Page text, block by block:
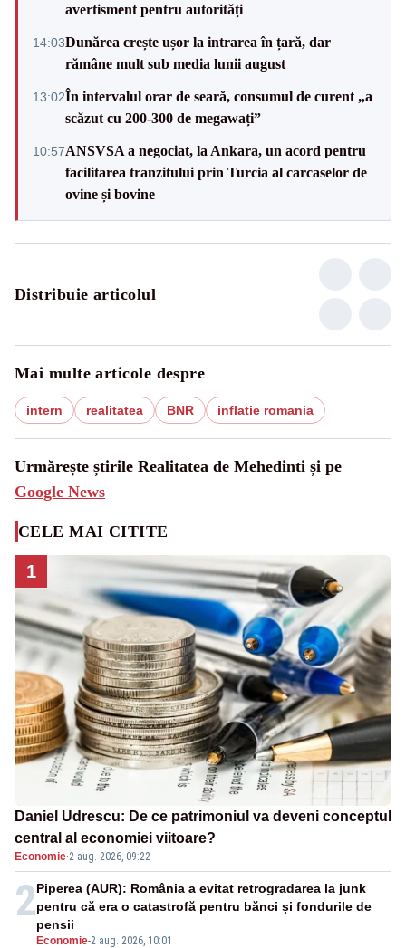
avertisment pentru autorități
14:03Dunărea crește ușor la intrarea în țară, dar
rămâne mult sub media lunii august
13:02În intervalul orar de seară, consumul de curent „a
scăzut cu 200-300 de megawați”
10:57ANSVSA a negociat, la Ankara, un acord pentru
facilitarea tranzitului prin Turcia al carcaselor de
ovine și bovine
Distribuie articolul
Mai multe articole despre
intern realitatea BNR inflatie romania
Urmărește știrile Realitatea de Mehedinti și pe
Google News
CELE MAI CITITE
1
Daniel Udrescu: De ce patrimoniul va deveni conceptul
central al economiei viitoare?
Economie·2 aug. 2026, 09:22
2
Economie-2 aug. 2026, 10:01
Piperea (AUR): România a evitat retrogradarea la junk
pentru că era o catastrofă pentru bănci și fondurile de
pensii